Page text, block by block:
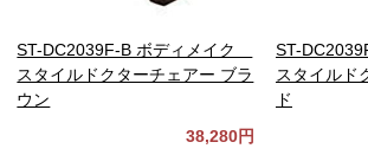
ST-DC2039F-B ボディメイク
スタイルドクターチェアー ブラ
ウン
38,280円
ST-
スタイルド
ド